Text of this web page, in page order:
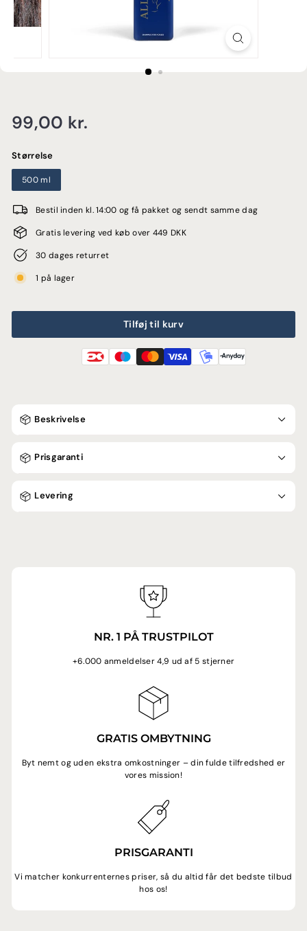
E
Normalpris
99,00 kr.
Størrelse
500 ml
Bestil inden kl. 14:00 og få pakket og sendt samme dag
Gratis levering ved køb over 449 DKK
30 dages returret
1 på lager
Tilføj til kurv
Beskrivelse
Prisgaranti
Levering
NR. 1 PÅ TRUSTPILOT
+6.000 anmeldelser 4,9 ud af 5 stjerner
GRATIS OMBYTNING
Byt nemt og uden ekstra omkostninger – din fulde tilfredshed er
vores mission!
PRISGARANTI
Vi matcher konkurrenternes priser, så du altid får det bedste tilbud
hos os!